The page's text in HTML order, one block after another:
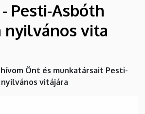
,
Pesti-Asbóth
nyilvános vita
Önt és munkatársait Pesti-
vitájára